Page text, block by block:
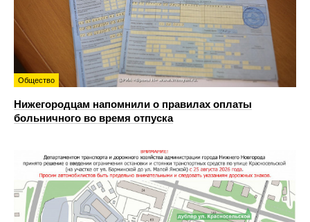
Общество
Нижегородцам напомнили о правилах оплаты
больничного во время отпуска